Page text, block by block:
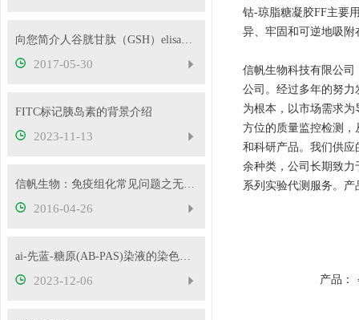
向您简介人谷胱甘肽（GSH）elisa试剂盒
2017-05-30
FITC标记胰岛素的背景介绍
2023-11-13
信帆生物：免疫组化常见问题之无染色和弱阳性原因分析
2016-04-26
ai-先蓝-糖原(AB-PAS)染液的染色原理
2023-12-06
钴-琼脂糖凝胶FF主要
异、牢固和可逆地吸
信帆生物科技有限公司
公司。经过多年的努
为根本，以市场需求
方位的质量监控检测
和科研产品。我们供应
余种类，公司长期致力
系列实验代测服务。
产品：